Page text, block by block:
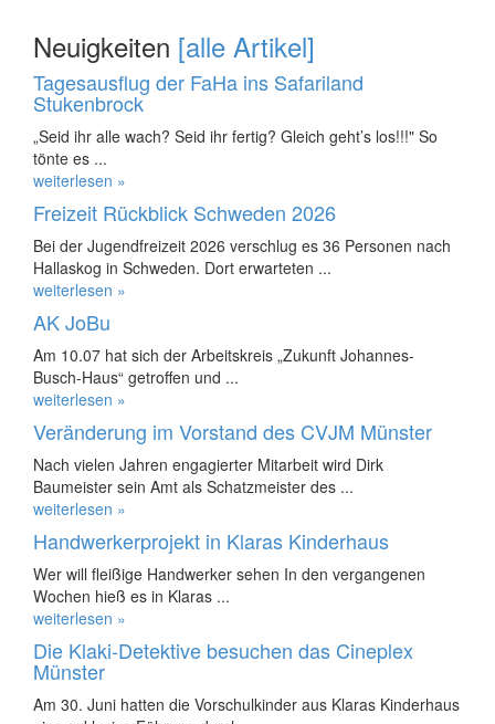
Neuigkeiten [alle Artikel]
Tagesausflug der FaHa ins Safariland
Stukenbrock
„Seid ihr alle wach? Seid ihr fertig? Gleich geht’s los!!!" So
tönte es ...
weiterlesen »
Freizeit Rückblick Schweden 2026
Bei der Jugendfreizeit 2026 verschlug es 36 Personen nach
Hallaskog in Schweden. Dort erwarteten ...
weiterlesen »
AK JoBu
Am 10.07 hat sich der Arbeitskreis „Zukunft Johannes-
Busch-Haus“ getroffen und ...
weiterlesen »
Veränderung im Vorstand des CVJM Münster
Nach vielen Jahren engagierter Mitarbeit wird Dirk
Baumeister sein Amt als Schatzmeister des ...
weiterlesen »
Handwerkerprojekt in Klaras Kinderhaus
Wer will fleißige Handwerker sehen In den vergangenen
Wochen hieß es in Klaras ...
weiterlesen »
Die Klaki-Detektive besuchen das Cineplex
Münster
Am 30. Juni hatten die Vorschulkinder aus Klaras Kinderhaus